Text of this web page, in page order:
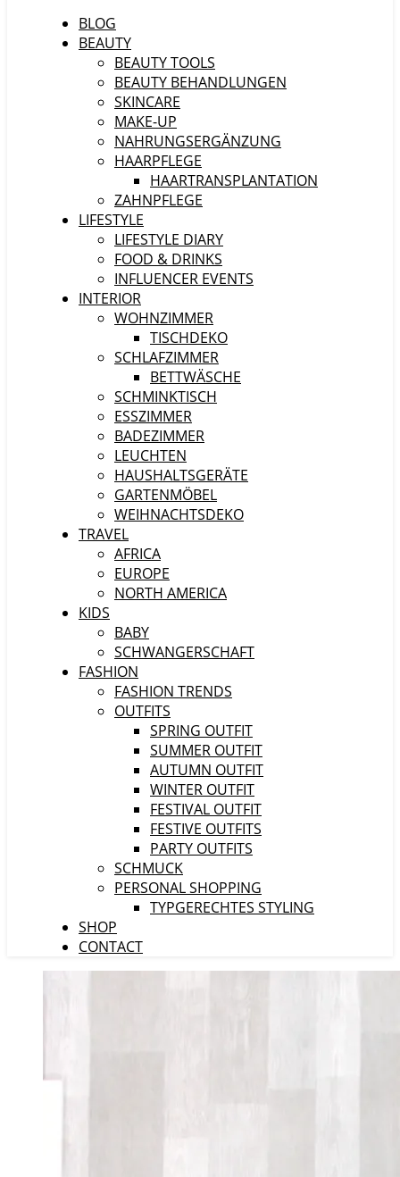
BLOG
BEAUTY
BEAUTY TOOLS
BEAUTY BEHANDLUNGEN
SKINCARE
MAKE-UP
NAHRUNGSERGÄNZUNG
HAARPFLEGE
HAARTRANSPLANTATION
ZAHNPFLEGE
LIFESTYLE
LIFESTYLE DIARY
FOOD & DRINKS
INFLUENCER EVENTS
INTERIOR
WOHNZIMMER
TISCHDEKO
SCHLAFZIMMER
BETTWÄSCHE
SCHMINKTISCH
ESSZIMMER
BADEZIMMER
LEUCHTEN
HAUSHALTSGERÄTE
GARTENMÖBEL
WEIHNACHTSDEKO
TRAVEL
AFRICA
EUROPE
NORTH AMERICA
KIDS
BABY
SCHWANGERSCHAFT
FASHION
FASHION TRENDS
OUTFITS
SPRING OUTFIT
SUMMER OUTFIT
AUTUMN OUTFIT
WINTER OUTFIT
FESTIVAL OUTFIT
FESTIVE OUTFITS
PARTY OUTFITS
SCHMUCK
PERSONAL SHOPPING
TYPGERECHTES STYLING
SHOP
CONTACT